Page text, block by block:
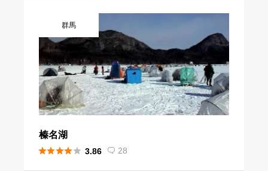
群馬
榛名湖
 3.86  28